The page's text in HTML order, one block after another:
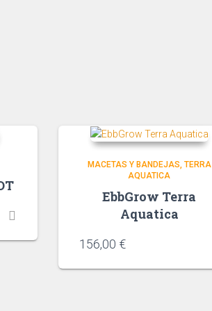
MACETAS Y BANDEJAS TERRA
AQUATICA
EbbGrow Terra
Aquatica
156,00 €